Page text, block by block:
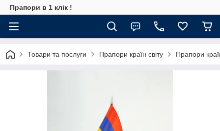
Прапори в 1 клік !
Товари та послуги Прапори країн світу Прапори